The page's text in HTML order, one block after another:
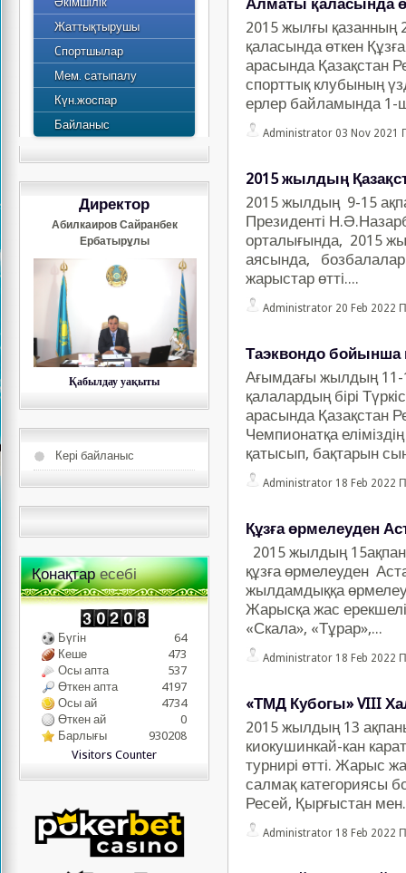
Алматы қаласында
2015 жылғы қазанның
қаласында өткен
арасында Қазақстан
спорттық клубының
ерлер байламында 1-
Administrator 03 Nov 2021
2015 жылдың
2015 жылдың 9-15
Президенті
орталығында, 2015
аясында,
жарыстар өтті....
Administrator 20 Feb 2022
Таэквондо бойынша
Ағымдағы жылдың 11-
қалалардың бірі
арасында Қазақстан
Чемпионатқа
қатысып, бақтарын
Administrator 18 Feb 2022
Құзға өрмелеуден
2015 жылдың
құзға өрмелеуден
жылдамдыққа
Жарысқа жас
«Скала», «Тұрар»,...
Administrator 18 Feb 2022
«ТМД Кубогы» VIII
2015 жылдың 13
киокушинкай-кан
турнирі өтті. Жарыс
салмақ категориясы
Ресей, Қырғыстан
Administrator 18 Feb 2022
Жаттықтырушы
Cпортшылар
СШ
СШҮ
Мем. сатыпалу
Жоспар
2012 жылдың жылдық
есебі
Күн.жоспар
Байланыс
Директор
Абилкаиров Сайранбек
Ербатырұлы
Қабылдау уақыты
Кері байланыс
Қонақтаресебі
Бүгін
64
Кеше
473
Осы апта
537
Өткен апта
4197
Осы ай
4734
Өткен ай
0
Барлығы
930208
Visitors Counter